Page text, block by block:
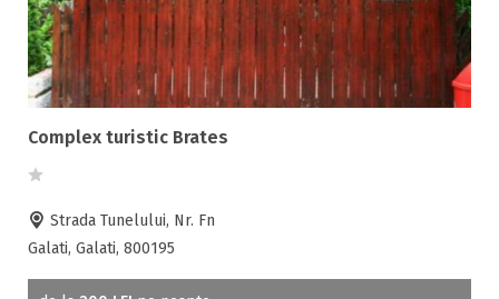
Complex turistic Brates
Strada Tunelului, Nr. Fn
Galati, Galati, 800195